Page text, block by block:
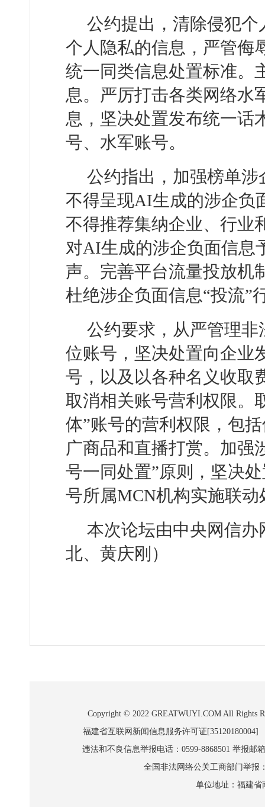
公约提出，清除侵犯
个人隐私的信息，严管侮
统一同类信息处置标准。
息。严厉打击各类网络水
息，坚决处置发布统一话
号、水军账号。
公约指出，加强榜单
不得呈现AI生成的涉企负
不得推荐集纳企业、行业
对AI生成的涉企负面信息
声。完善平台流量投放机
杜绝涉企负面信息“投流”
公约要求，从严管理
位账号，坚决处置向企业
号，以及以各种名义收取
取消相关账号营利权限。
体”账号的营利权限，包
广商品和直播打赏。加强
号一同处置”原则，坚决
号所属MCN机构实施联动
本次论坛由中央网信
北、黄庆刚）
Copyright © 2022 GREATWUYI.COM All Rights
福建省互联网新闻信息服务许可证
违法和不良信息举报电话：0599-8868501 举报邮
全国非法网络公关工商部门举报
单位地址：福建省